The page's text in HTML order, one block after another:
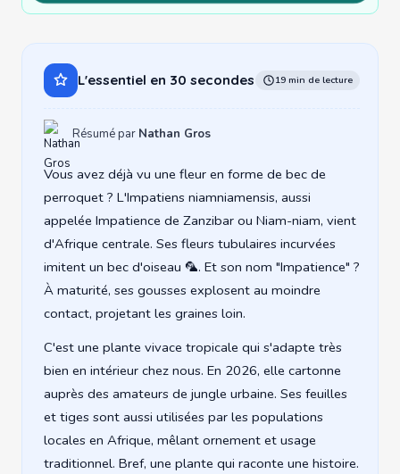
L'essentiel en 30 secondes 19 min de lecture
Résumé par Nathan Gros
Vous avez déjà vu une fleur en forme de bec de
perroquet ? L'Impatiens niamniamensis, aussi
appelée Impatience de Zanzibar ou Niam-niam, vient
d'Afrique centrale. Ses fleurs tubulaires incurvées
imitent un bec d'oiseau 🦜. Et son nom "Impatience" ?
À maturité, ses gousses explosent au moindre
contact, projetant les graines loin.
C'est une plante vivace tropicale qui s'adapte très
bien en intérieur chez nous. En 2026, elle cartonne
auprès des amateurs de jungle urbaine. Ses feuilles
et tiges sont aussi utilisées par les populations
locales en Afrique, mêlant ornement et usage
traditionnel. Bref, une plante qui raconte une histoire.